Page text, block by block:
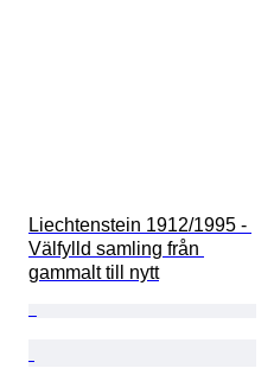
Liechtenstein 1912/1995 -
Välfylld samling från
gammalt till nytt